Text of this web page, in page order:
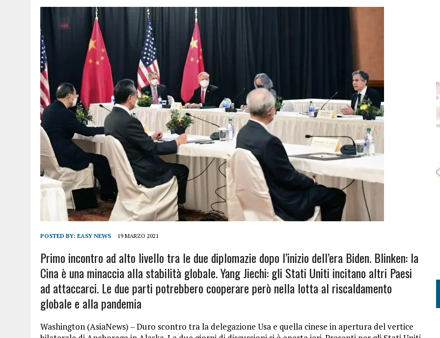
POSTED BY: EASY NEWS 19 MARZO 2021
Primo incontro ad alto livello tra le due diplomazie dopo l’inizio dell’era Biden. Blinken: la
Cina è una minaccia alla stabilità globale. Yang Jiechi: gli Stati Uniti incitano altri Paesi
ad attaccarci. Le due parti potrebbero cooperare però nella lotta al riscaldamento
globale e alla pandemia
Washington (AsiaNews) – Duro scontro tra la delegazione Usa e quella cinese in apertura del vertice